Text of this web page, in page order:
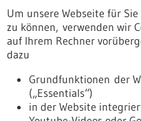
Erscheinungsdatum
Um unsere Webseite für
zu können, verwenden wir
auf Ihrem Rechner
dazu
Grundfunktionen der
(„Essentials“)
in der Website